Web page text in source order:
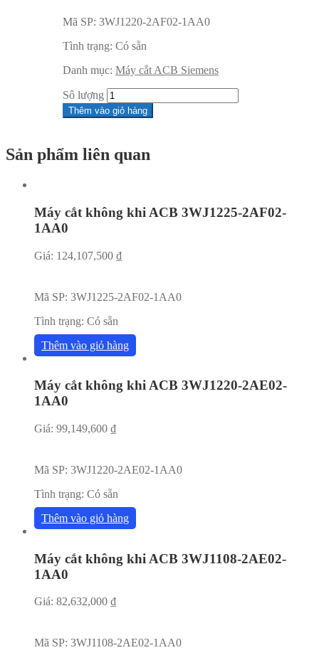
Mã SP: 3WJ1220-2AF02-1AA0
Tình trạng: Có sẵn
Danh mục: Máy cắt ACB Siemens
Sô lượng
Thêm vào giỏ hàng
Sản phẩm liên quan
Máy cắt không khi ACB 3WJ1225-2AF02-
1AA0
Giá: 124,107,500 ₫
Mã SP: 3WJ1225-2AF02-1AA0
Tình trạng: Có sẵn
Thêm vào giỏ hàng
Máy cắt không khi ACB 3WJ1220-2AE02-
1AA0
Giá: 99,149,600 ₫
Mã SP: 3WJ1220-2AE02-1AA0
Tình trạng: Có sẵn
Thêm vào giỏ hàng
Máy cắt không khi ACB 3WJ1108-2AE02-
1AA0
Giá: 82,632,000 ₫
Mã SP: 3WJ1108-2AE02-1AA0